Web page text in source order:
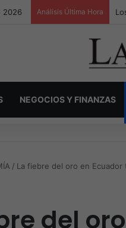
2026 Análisis Última Hora
NEGOCIOS Y FINANZAS
/ La fiebre del oro en
del